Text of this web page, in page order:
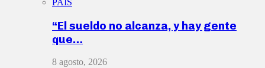
PAÍS
“El sueldo no alcanza, y hay gente
que…
8 agosto, 2026